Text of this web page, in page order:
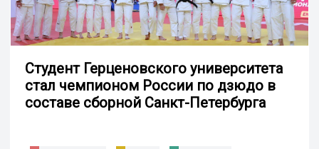
Студент Герценовского университета
стал чемпионом России по дзюдо в
составе сборной Санкт-Петербурга